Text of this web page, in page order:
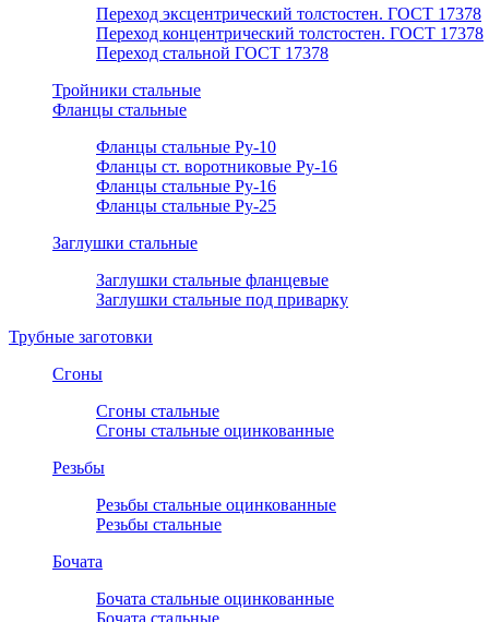
Переход эксцентрический толстостен. ГОСТ 17378
Переход концентрический толстостен. ГОСТ 17378
Переход стальной ГОСТ 17378
Тройники стальные
Фланцы стальные
Фланцы стальные Ру-10
Фланцы ст. воротниковые Ру-16
Фланцы стальные Ру-16
Фланцы стальные Ру-25
Заглушки стальные
Заглушки стальные фланцевые
Заглушки стальные под приварку
Трубные заготовки
Сгоны
Сгоны стальные
Сгоны стальные оцинкованные
Резьбы
Резьбы стальные оцинкованные
Резьбы стальные
Бочата
Бочата стальные оцинкованные